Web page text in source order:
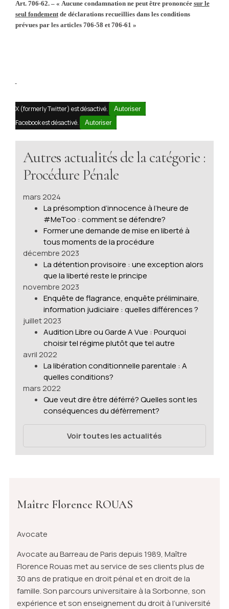
Art. 706-62. – « Aucune condamnation ne peut être prononcée sur le
seul fondementde déclarations recueillies dans les conditions
prévues par les articles 706-58 et 706-61 »
X (formerly Twitter) est désactivé. Autoriser
Facebook est désactivé. Autoriser
Autres actualités de la catégorie :
Procédure Pénale
mars 2024
La présomption d’innocence à l’heure de
#MeToo : comment se défendre?
Former une demande de mise en liberté à
tous moments de la procédure
décembre 2023
La détention provisoire : une exception alors
que la liberté reste le principe
novembre 2023
Enquête de flagrance, enquête préliminaire,
information judiciaire : quelles différences ?
juillet 2023
Audition Libre ou Garde A Vue : Pourquoi
choisir tel régime plutôt que tel autre
avril 2022
La libération conditionnelle parentale : A
quelles conditions?
mars 2022
Que veut dire être déférré? Quelles sont les
conséquences du défèrrement?
Voir toutes les actualités
Maître Florence ROUAS
Avocate
Avocate au Barreau de Paris depuis 1989, Maître
Florence Rouas met au service de ses clients plus de
30 ans de pratique en droit pénal et en droit de la
famille. Son parcours universitaire à la Sorbonne, son
expérience et son enseignement du droit à l’université